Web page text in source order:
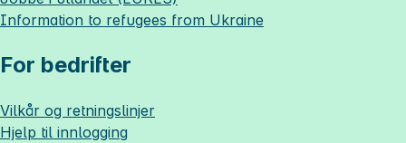
Information to refugees from Ukraine
For bedrifter
Vilkår og retningslinjer
Hjelp til innlogging